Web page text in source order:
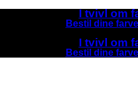
I tvivl om
Bestil dine
I tvivl om
Bestil dine